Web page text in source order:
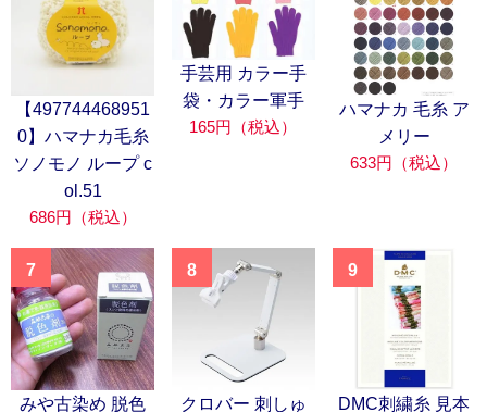
【497744468951
0】ハマナカ毛糸
ソノモノ ループ c
ol.51
686円（税込）
手芸用 カラー手
袋・カラー軍手
165円（税込）
ハマナカ 毛糸 ア
メリー
633円（税込）
7
みや古染め 脱色
8
クロバー 刺しゅ
9
DMC刺繍糸 見本